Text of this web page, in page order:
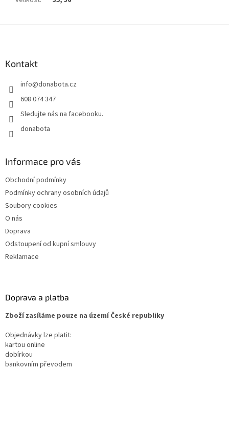
Kontakt
info@donabota.cz
608 074 347
Sledujte nás na facebooku.
donabota
Informace pro vás
Obchodní podmínky
Podmínky ochrany osobních údajů
Soubory cookies
O nás
Doprava
Odstoupení od kupní smlouvy
Reklamace
Doprava a platba
Zboží zasíláme pouze na území České republiky
Objednávky lze platit:
kartou online
dobírkou
bankovním převodem